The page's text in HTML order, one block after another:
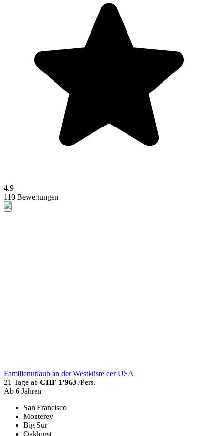
4.9
110 Bewertungen
Familienurlaub an der Westküste der USA
21 Tage ab CHF 1’963 /Pers.
Ab 6 Jahren
San Francisco
Monterey
Big Sur
Oakhurst